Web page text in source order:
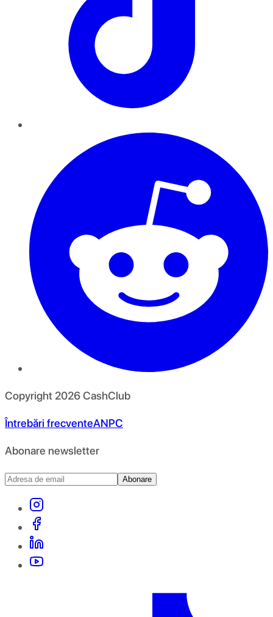
Copyright 2026CashClub
Întrebări frecventeANPC
Abonare newsletter
Abonare